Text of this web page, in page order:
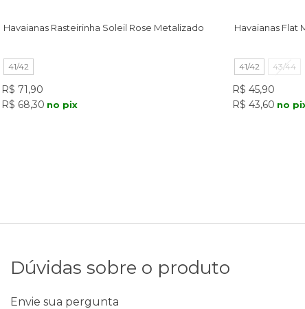
Havaianas Rasteirinha Soleil Rose Metalizado
41/42
R$ 71,90
R$ 68,30 no pix
Havaianas Flat
41/42 43/44
R$ 45,90
R$ 43,60 no
Dúvidas sobre o produto
Envie sua pergunta